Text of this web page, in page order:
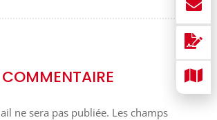
ne sera pas publiée. Les champs